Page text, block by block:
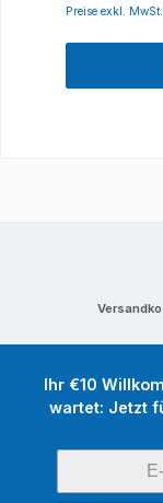
Preise exkl.
Ihr €10
wartet: Jetzt